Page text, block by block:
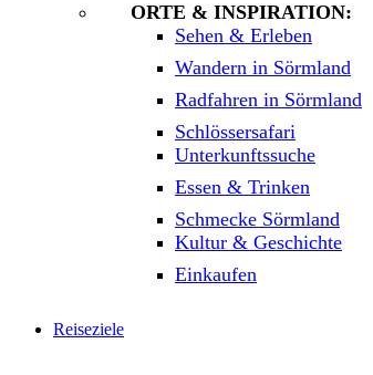
ORTE & INSPIRATION:
Sehen & Erleben
Wandern in Sörmland
Radfahren in Sörmland
Schlössersafari
Unterkunftssuche
Essen & Trinken
Schmecke Sörmland
Kultur & Geschichte
Einkaufen
Reiseziele